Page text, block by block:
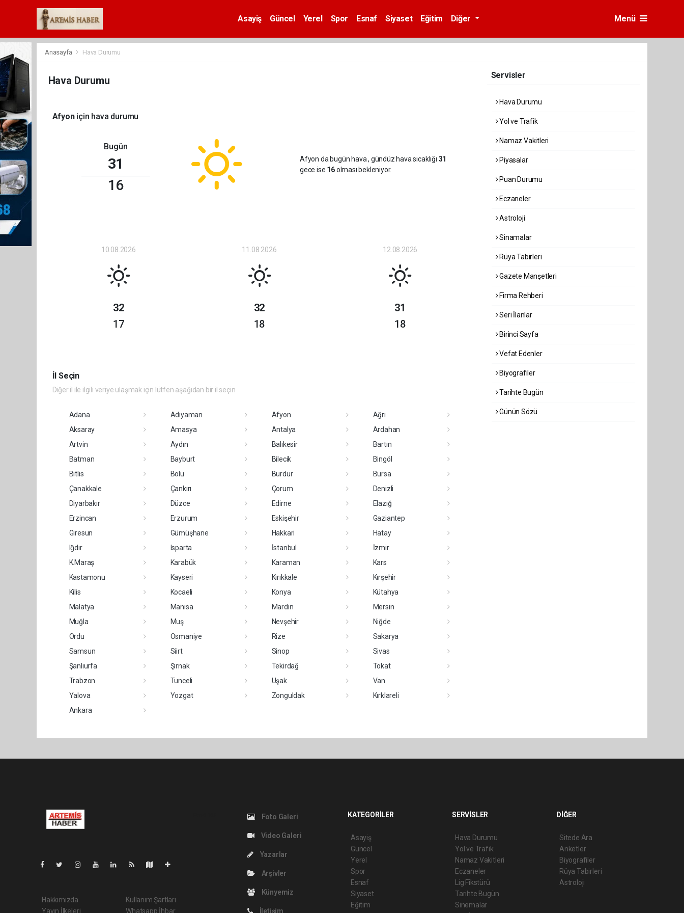
Asayiş Güncel Yerel Spor Esnaf Siyaset Eğitim Diğer Menü
Anasayfa Hava Durumu
Hava Durumu
Afyoniçin hava durumu
Bugün
31
16
Afyon da bugün hava, gündüz hava sıcaklığı 31
gece ise 16olması bekleniyor.
10.08.2026
32
17
11.08.2026
32
18
12.08.2026
31
18
İl Seçin
Diğer il ile ilgili veriye ulaşmak için lütfen aşağıdan bir il seçin
Adana Adıyaman Afyon
Ağrı
Aksaray
Amasya Antalya
Ardahan
Artvin
Aydın Balıkesir
Bartın
Batman
Bayburt Bilecik
Bingöl
Bitlis
Bolu Burdur
Bursa
Çanakkale
Çankırı Çorum
Denizli
Diyarbakır
Düzce Edirne
Elazığ
Erzincan
Erzurum Eskişehir
Gaziantep
Giresun
Gümüşhane Hakkari
Hatay
Iğdır
Isparta İstanbul
İzmir
K.Maraş
Karabük Karaman
Kars
Kastamonu
Kayseri Kırıkkale
Kırşehir
Kilis
Kocaeli Konya
Kütahya
Malatya
Manisa Mardin
Mersin
Muğla
Muş Nevşehir
Niğde
Ordu
Osmaniye Rize
Sakarya
Samsun
Siirt Sinop
Sivas
Şanlıurfa
Şırnak Tekirdağ
Tokat
Trabzon
Tunceli Uşak
Van
Yalova
Yozgat Zonguldak
Kırklareli
Ankara
Servisler
Hava Durumu
Yol ve Trafik
Namaz Vakitleri
Piyasalar
Puan Durumu
Eczaneler
Astroloji
Sinamalar
Rüya Tabirleri
Gazete Manşetleri
Firma Rehberi
Seri İlanlar
Birinci Sayfa
Vefat Edenler
Biyografiler
Tarihte Bugün
Günün Sözü
Hakkımızda
Yayın İlkeleri
Kullanım Şartları
Whatsapp İhbar
Foto Galeri
Video Galeri
Yazarlar
Arşivler
Künyemiz
İletişim
KATEGORİLER
Asayiş
Güncel
Yerel
Spor
Esnaf
Siyaset
Eğitim
SERVİSLER
Hava Durumu
Yol ve Trafik
Namaz Vakitleri
Eczaneler
Lig Fikstürü
Tarihte Bugün
Sinemalar
DİĞER
Sitede Ara
Anketler
Biyografiler
Rüya Tabirleri
Astroloji